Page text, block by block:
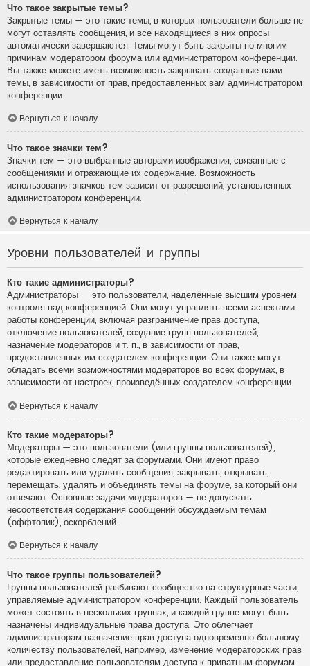
Что такое закрытые темы?
Закрытые темы — это такие темы, в которых пользователи больше не
могут оставлять сообщения, и все находящиеся в них опросы
автоматически завершаются. Темы могут быть закрыты по многим
причинам модератором форума или администратором конференции.
Вы также можете иметь возможность закрывать созданные вами
темы, в зависимости от прав, предоставленных вам администратором
конференции.
Вернуться к началу
Что такое значки тем?
Значки тем — это выбранные авторами изображения, связанные с
сообщениями и отражающие их содержание. Возможность
использования значков тем зависит от разрешений, установленных
администратором конференции.
Вернуться к началу
Уровни пользователей и группы
Кто такие администраторы?
Администраторы — это пользователи, наделённые высшим уровнем
контроля над конференцией. Они могут управлять всеми аспектами
работы конференции, включая разграничение прав доступа,
отключение пользователей, создание групп пользователей,
назначение модераторов и т. п., в зависимости от прав,
предоставленных им создателем конференции. Они также могут
обладать всеми возможностями модераторов во всех форумах, в
зависимости от настроек, произведённых создателем конференции.
Вернуться к началу
Кто такие модераторы?
Модераторы — это пользователи (или группы пользователей),
которые ежедневно следят за форумами. Они имеют право
редактировать или удалять сообщения, закрывать, открывать,
перемещать, удалять и объединять темы на форуме, за который они
отвечают. Основные задачи модераторов — не допускать
несоответствия содержания сообщений обсуждаемым темам
(оффтопик), оскорблений.
Вернуться к началу
Что такое группы пользователей?
Группы пользователей разбивают сообщество на структурные части,
управляемые администратором конференции. Каждый пользователь
может состоять в нескольких группах, и каждой группе могут быть
назначены индивидуальные права доступа. Это облегчает
администраторам назначение прав доступа одновременно большому
количеству пользователей, например, изменение модераторских прав
или предоставление пользователям доступа к приватным форумам.